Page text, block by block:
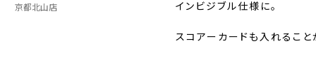
インビジブル仕様に。
スコアーカードも入れること
京都北山店